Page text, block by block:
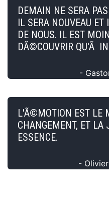
DEMAIN NE SERA
IL SERA NOUVEAU
DE NOUS. IL EST
DÃ©COUVRIR QU'Ã
-
L'Ã©MOTION EST LE
CHANGEMENT, ET LA
ESSENCE.
-